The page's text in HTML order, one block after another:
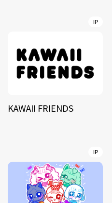
IP
KAWAII FRIENDS
IP